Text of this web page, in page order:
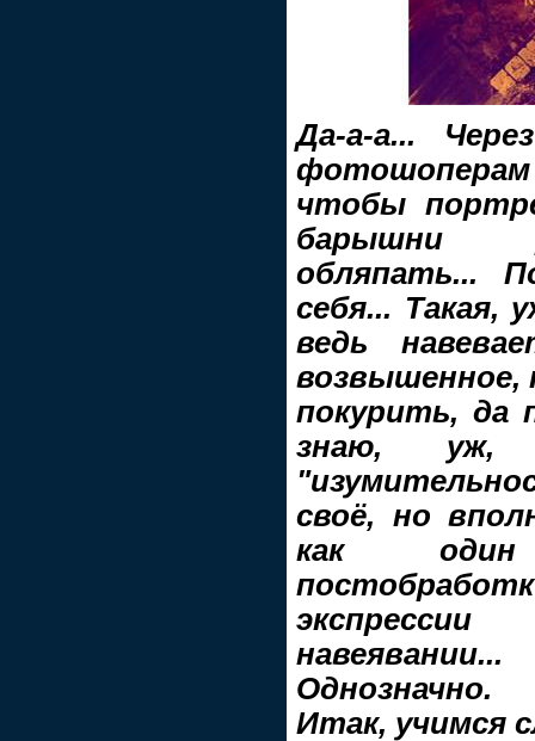
Да-а-а...
фотошоперам
чтобы
барышни
обляпать...
себя... Такая,
ведь
возвышенное,
покурить, да
знаю, уж,
своё, но
как
Однозначно.
Итак, учимся